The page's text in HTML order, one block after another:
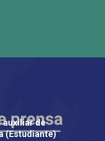
auxiliar de
(Estudiante)